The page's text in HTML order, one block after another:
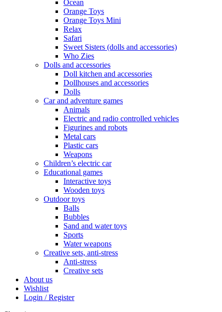
Ocean
Orange Toys
Orange Toys Mini
Relax
Safari
Sweet Sisters (dolls and accessories)
Who Zies
Dolls and accessories
Doll kitchen and accessories
Dollhouses and accessories
Dolls
Car and adventure games
Animals
Electric and radio controlled vehicles
Figurines and robots
Metal cars
Plastic cars
Weapons
Children’s electric car
Educational games
Interactive toys
Wooden toys
Outdoor toys
Balls
Bubbles
Sand and water toys
Sports
Water weapons
Creative sets, anti-stress
Anti-stress
Creative sets
About us
Wishlist
Login / Register